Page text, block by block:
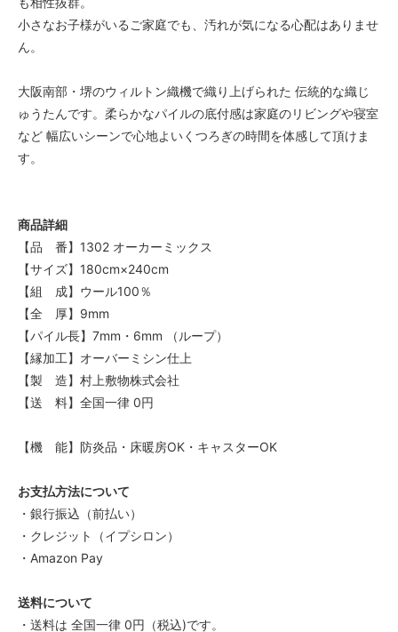
小さなお子様がいるご家庭でも、汚れが気になる心配はありませ
ん。
大阪南部・堺のウィルトン織機で織り上げられた 伝統的な織じ
ゅうたんです。柔らかなパイルの底付感は家庭のリビングや寝室
など 幅広いシーンで心地よいくつろぎの時間を体感して頂けま
す。
商品詳細
【品 番】1302 オーカーミックス
【サイズ】180cm×240cm
【組 成】ウール100％
【全 厚】9mm
【パイル長】7mm・6mm （ループ）
【縁加工】オーバーミシン仕上
【製 造】村上敷物株式会社
【送 料】全国一律 0円
【機 能】防炎品・床暖房OK・キャスターOK
お支払方法について
・銀行振込（前払い）
・クレジット（イプシロン）
・Amazon Pay
送料について
・送料は 全国一律 0円（税込)です。